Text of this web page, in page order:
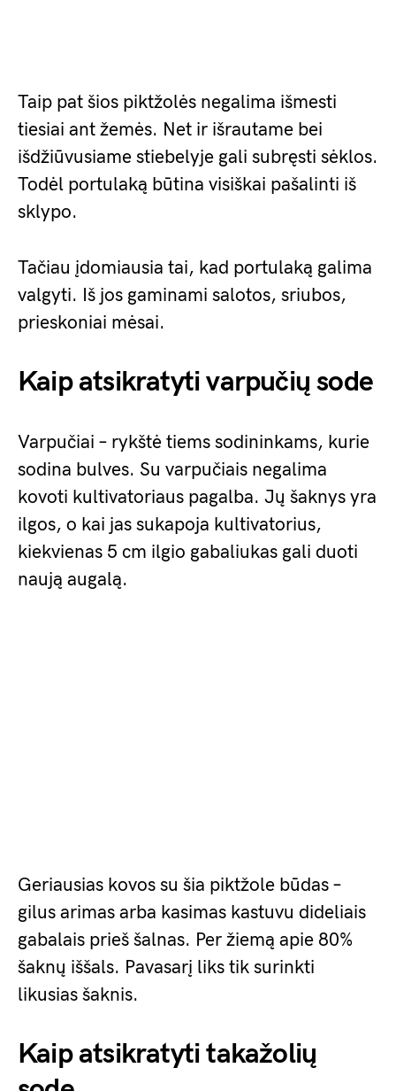
Taip pat šios piktžolės negalima išmesti
tiesiai ant žemės. Net ir išrautame bei
išdžiūvusiame stiebelyje gali subręsti sėklos.
Todėl portulaką būtina visiškai pašalinti iš
sklypo.
Tačiau įdomiausia tai, kad portulaką galima
valgyti. Iš jos gaminami salotos, sriubos,
prieskoniai mėsai.
Kaip atsikratyti varpučių sode
Varpučiai – rykštė tiems sodininkams, kurie
sodina bulves. Su varpučiais negalima
kovoti kultivatoriaus pagalba. Jų šaknys yra
ilgos, o kai jas sukapoja kultivatorius,
kiekvienas 5 cm ilgio gabaliukas gali duoti
naują augalą.
Geriausias kovos su šia piktžole būdas –
gilus arimas arba kasimas kastuvu dideliais
gabalais prieš šalnas. Per žiemą apie 80%
šaknų iššals. Pavasarį liks tik surinkti
likusias šaknis.
Kaip atsikratyti takažolių